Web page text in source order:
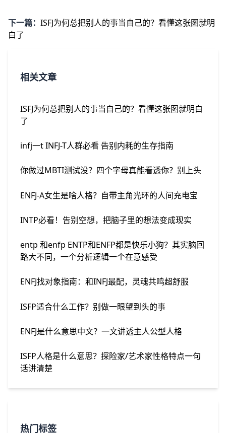
下一篇： ISFJ为何总把别人的事当自己的？看懂这张图就明
白了
相关文章
ISFJ为何总把别人的事当自己的？看懂这张图就明白
了
infj一t INFJ-T人群必看 告别内耗的生存指南
你做过MBTI测试没？四个字母真能看透你？别上头
ENFJ-A女生是啥人格？自带主角光环的人间充电宝
INTP必看！告别空想，把脑子里的想法变成现实
entp 和enfp ENTP和ENFP都是快乐小狗？其实脑回
路大不同，一个分析逻辑一个在意感受
ENFJ找对象指南：和INFJ最配，灵魂共鸣超舒服
ISFP适合什么工作？别做一眼望到头的事
ENFJ是什么意思中文？一文讲透主人公型人格
ISFP人格是什么意思？探险家/艺术家性格特点一句
话讲清楚
热门标签